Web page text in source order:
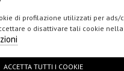
SERVIZIO CLIENTI
ACQUISTO SICURO
di profilazione utilizzati per ads/
o disattivare tali cookie
ACCETTA TUTTI I COOKIE